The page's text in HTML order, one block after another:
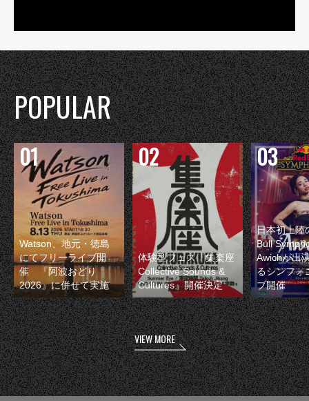
POPULAR
Watson、地元・徳島
にてフリーライブ開
催 『阿波おどり
2026』に併せて実施
体験型フェス『集楽座
Collective Sounds &
Cultures』開催決定
日本初上陸
Bull
Awichが出
るシンフォ
ブ開催
VIEW MORE